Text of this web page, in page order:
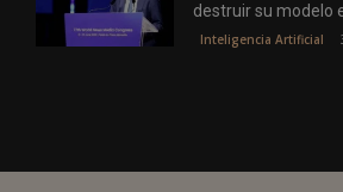
destruir su modelo
Inteligencia Artificial